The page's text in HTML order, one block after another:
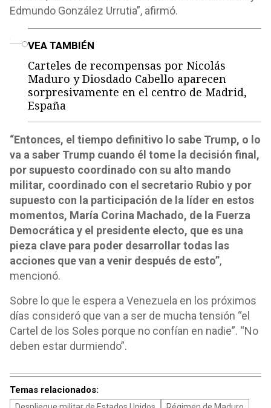
Edmundo González Urrutia”, afirmó.
VEA TAMBIÉN
Carteles de recompensas por Nicolás
Maduro y Diosdado Cabello aparecen
sorpresivamente en el centro de Madrid,
España
“Entonces, el tiempo definitivo lo sabe Trump, o lo
va a saber Trump cuando él tome la decisión final,
por supuesto coordinado con su alto mando
militar, coordinado con el secretario Rubio y por
supuesto con la participación de la líder en estos
momentos, María Corina Machado, de la Fuerza
Democrática y el presidente electo, que es una
pieza clave para poder desarrollar todas las
acciones que van a venir después de esto”,
mencionó.
Sobre lo que le espera a Venezuela en los próximos
días consideró que van a ser de mucha tensión “el
Cartel de los Soles porque no confían en nadie”. “No
deben estar durmiendo”.
Temas relacionados: